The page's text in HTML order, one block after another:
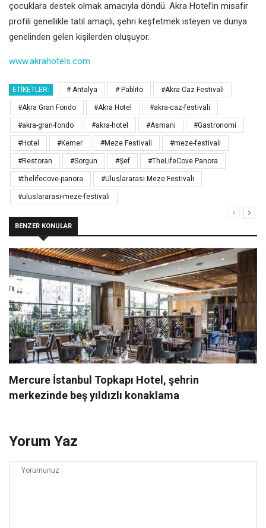
çocuklara destek olmak amacıyla döndü. Akra Hotel’in misafir
profili genellikle tatil amaçlı, şehri keşfetmek isteyen ve dünya
genelinden gelen kişilerden oluşuyor.
www.akrahotels.com
ETIKETLER: # Antalya # Pablito #Akra Caz Festivali
#Akra Gran Fondo #Akra Hotel #akra-caz-festivali
#akra-gran-fondo #akra-hotel #Asmani #Gastronomi
#Hotel #Kemer #Meze Festivali #meze-festivali
#Restoran #Sorgun #Şef #TheLifeCove Panora
#thelifecove-panora #Uluslararası Meze Festivali
#uluslararasi-meze-festivali
BENZER KONULAR
Mercure İstanbul Topkapı Hotel, şehrin
merkezinde beş yıldızlı konaklama
Yorum Yaz